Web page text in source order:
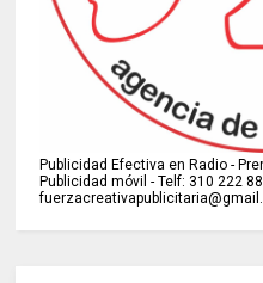
Publicidad Efectiva en Radio -
Publicidad móvil - Telf: 310 222